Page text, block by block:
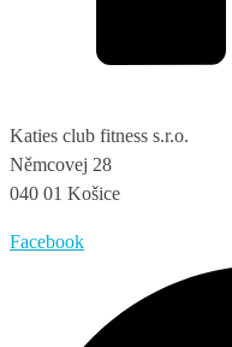
Katies club fitness s.r.o.
Němcovej 28
040 01 Košice
Facebook